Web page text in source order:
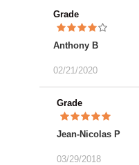
Grade
Anthony B
02/21/2020
Grade
Jean-Nicolas P
03/29/2018